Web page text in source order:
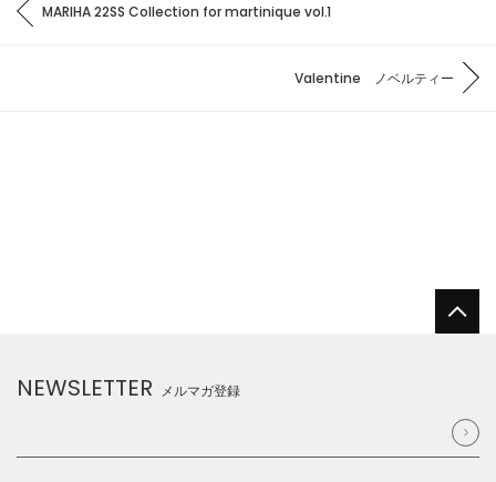
MARIHA 22SS Collection for martinique vol.1
Valentine ノベルティー
NEWSLETTER メルマガ登録